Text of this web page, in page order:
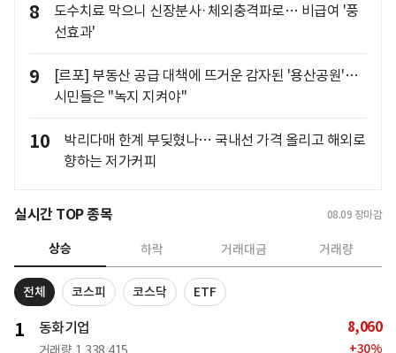
8
도수치료 막으니 신장분사·체외충격파로… 비급여 '풍
선효과'
9
[르포] 부동산 공급 대책에 뜨거운 감자된 '용산공원'…
시민들은 "녹지 지켜야"
10
박리다매 한계 부딪혔나… 국내선 가격 올리고 해외로
향하는 저가커피
실시간 TOP 종목 08.09 장마감
상승 하락 거래대금 거래량
전체 코스피 코스닥 ETF
1 동화기업 8,060
+30%